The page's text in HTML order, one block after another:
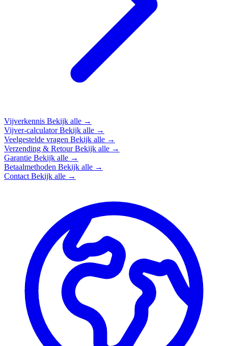
Vijverkennis Bekijk alle →
Vijver-calculatorBekijk alle →
Veelgestelde vragen Bekijk alle →
Verzending & RetourBekijk alle →
Garantie Bekijk alle →
Betaalmethoden Bekijk alle →
Contact Bekijk alle →